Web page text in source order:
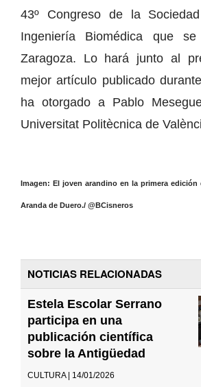
43º Congreso de la
Ingeniería Biomédica que
Zaragoza. Lo hará junto al
mejor artículo publicado
ha otorgado a Pablo
Universitat Politècnica de
Imagen: El joven arandino en la primera edición
Aranda de Duero./ @BCisneros
NOTICIAS RELACIONADAS
Estela Escolar Serrano
participa en una
publicación científica
sobre la Antigüedad
CULTURA | 14/01/2026